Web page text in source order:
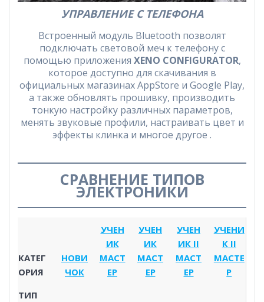
УПРАВЛЕНИЕ С ТЕЛЕФОНА
Встроенный модуль Bluetooth позволят
подключать световой меч к телефону с
помощью приложения XENO CONFIGURATOR,
которое доступно для скачивания в
официальных магазинах AppStore и Google Play,
а также обновлять прошивку, производить
тонкую настройку различных параметров,
менять звуковые профили, настраивать цвет и
эффекты клинка и многое другое .
СРАВНЕНИЕ ТИПОВ
ЭЛЕКТРОНИКИ
КАТЕГ
ОРИЯ
НОВИ
ЧОК
УЧЕН
ИК
МАСТ
ЕР
УЧЕН
ИК
МАСТ
ЕР
УЧЕН
ИК II
МАСТ
ЕР
УЧЕНИ
К II
МАСТЕ
Р
ТИП